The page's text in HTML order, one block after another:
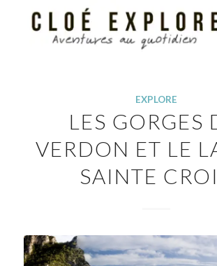
EXPLORE
LES GORGES
VERDON ET LE
SAINTE